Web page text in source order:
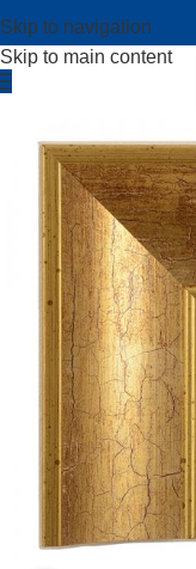
Skip to navigation
Skip to main content